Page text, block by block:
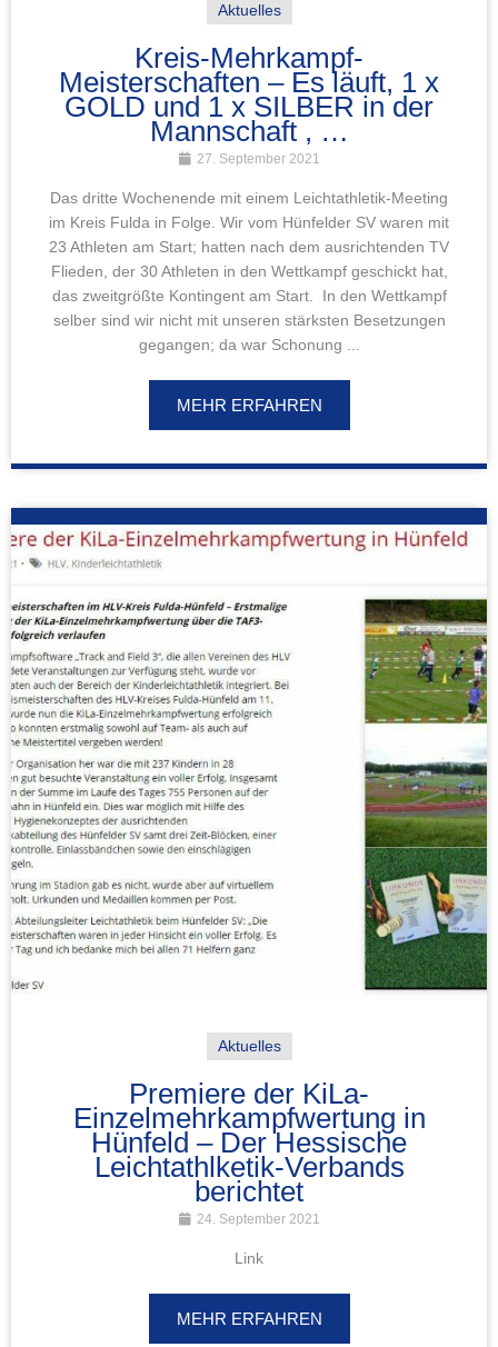
Aktuelles
Kreis-Mehrkampf-
Meisterschaften – Es läuft, 1 x
GOLD und 1 x SILBER in der
Mannschaft , …
27. September 2021
Das dritte Wochenende mit einem Leichtathletik-Meeting
im Kreis Fulda in Folge. Wir vom Hünfelder SV waren mit
23 Athleten am Start; hatten nach dem ausrichtenden TV
Flieden, der 30 Athleten in den Wettkampf geschickt hat,
das zweitgrößte Kontingent am Start. In den Wettkampf
selber sind wir nicht mit unseren stärksten Besetzungen
gegangen; da war Schonung ...
MEHR ERFAHREN
Aktuelles
Premiere der KiLa-
Einzelmehrkampfwertung in
Hünfeld – Der Hessische
Leichtathlketik-Verbands
berichtet
24. September 2021
Link
MEHR ERFAHREN